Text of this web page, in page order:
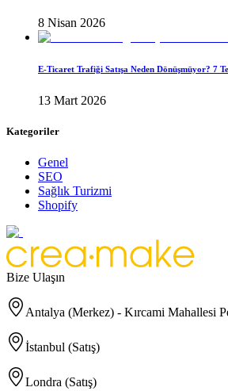
8 Nisan 2026
E-Ticaret Trafiği Satışa Neden Dönüşmüyor? 7
13 Mart 2026
Kategoriler
Genel
SEO
Sağlık Turizmi
Shopify
Bize Ulaşın
Antalya (Merkez) - Kırcami Mahallesi
İstanbul (Satış)
Londra (Satış)